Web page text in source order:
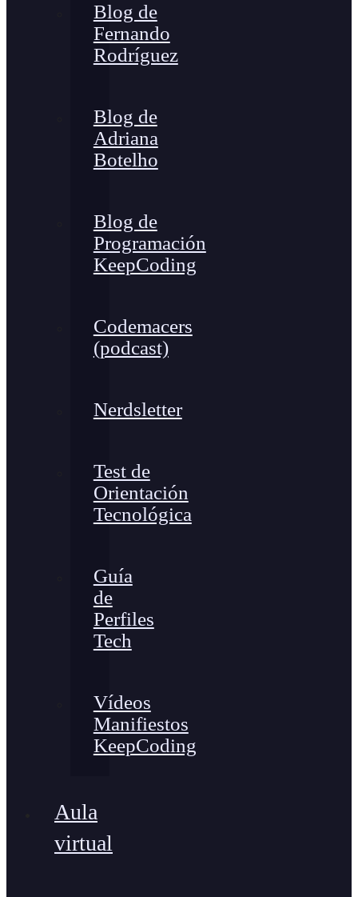
Blog de
Fernando
Rodríguez
Blog de
Adriana
Botelho
Blog de
Programación
KeepCoding
Codemacers
(podcast)
Nerdsletter
Test de
Orientación
Tecnológica
Guía
de
Perfiles
Tech
Vídeos
Manifiestos
KeepCoding
Aula
virtual